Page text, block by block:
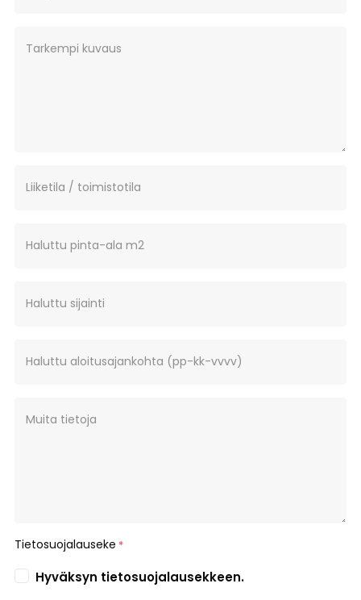
Tarkempi kuvaus
Liiketila / toimistotila
Haluttu pinta-ala m2
Haluttu sijainti
Haluttu aloitusajankohta (pp-kk-vvvv)
Muita tietoja
Tietosuojalauseke *
Hyväksyn tietosuojalausekkeen.